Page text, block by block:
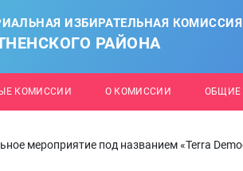
ИЗБИРАТЕЛЬНАЯ КОМИССИЯ
РАЙОНА
КОМИССИИ О КОМИССИИ ОБЩИЕ
мероприятие под названием «Terra